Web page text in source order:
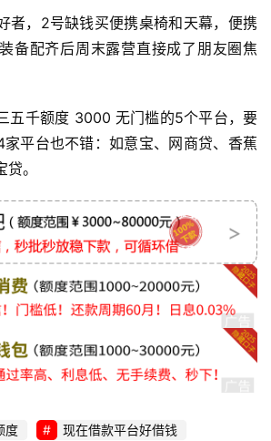
者，2号缺钱买便携桌椅和天幕，便携
备配齐后周末露营直接成了朋友圈焦
五千额度 3000 无门槛的5个平台，要
平台也不错：如意宝、网商贷、香蕉
。
度
现在借款平台好借钱